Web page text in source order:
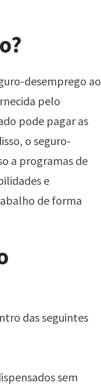
desemprego ao
pelo
pode pagar as
o seguro-
a programas de
e
de forma
das seguintes
sem